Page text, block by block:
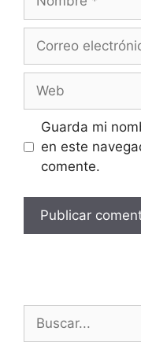
Guarda mi
en este
comente.